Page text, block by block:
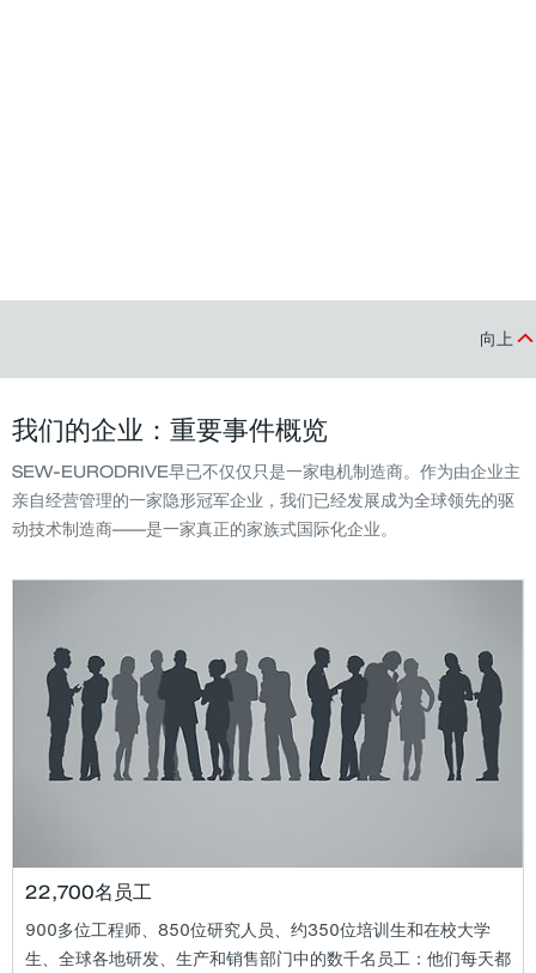
向上
我们的企业：重要事件概览
SEW-EURODRIVE早已不仅仅只是一家电机制造商。作为由企业主
亲自经营管理的一家隐形冠军企业，我们已经发展成为全球领先的驱
动技术制造商——是一家真正的家族式国际化企业。
22,700名员工
900多位工程师、850位研究人员、约350位培训生和在校大学
生、全球各地研发、生产和销售部门中的数千名员工：他们每天都